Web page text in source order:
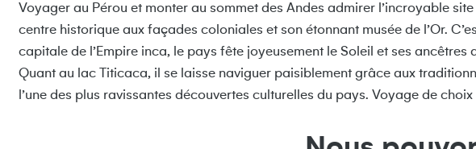
Voyager au Pérou et monter au sommet des Andes admirer l’incroyable
centre historique aux façades coloniales et son étonnant musée de l’Or.
capitale de l’Empire inca, le pays fête joyeusement le Soleil et ses
Quant au lac Titicaca, il se laisse naviguer paisiblement grâce aux
l’une des plus ravissantes découvertes culturelles du pays. Voyage de